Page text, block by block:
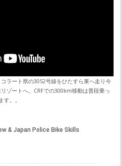
ラート県の3052号線をひたすら東へ走り今
ゾートへ。CRFでの300km移動は普段乗っ
。。